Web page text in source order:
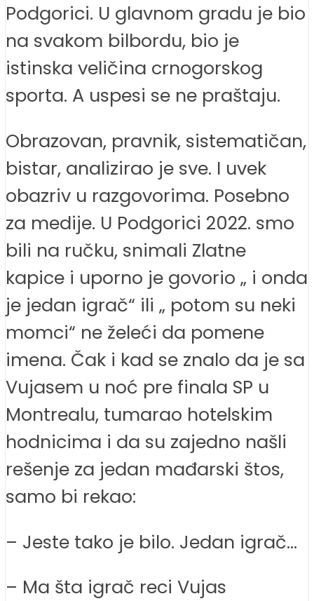
Podgorici. U glavnom gradu je bio
na svakom bilbordu, bio je
istinska veličina crnogorskog
sporta. A uspesi se ne praštaju.
Obrazovan, pravnik, sistematičan,
bistar, analizirao je sve. I uvek
obazriv u razgovorima. Posebno
za medije. U Podgorici 2022. smo
bili na ručku, snimali Zlatne
kapice i uporno je govorio „ i onda
je jedan igrač“ ili „ potom su neki
momci“ ne želeći da pomene
imena. Čak i kad se znalo da je sa
Vujasem u noć pre finala SP u
Montrealu, tumarao hotelskim
hodnicima i da su zajedno našli
rešenje za jedan mađarski štos,
samo bi rekao:
– Jeste tako je bilo. Jedan igrač…
– Ma šta igrač reci Vujas